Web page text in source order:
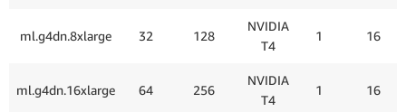
ml.g4dn.8xlarge 32 128
NVIDIA
T4
1 16
ml.g4dn.16xlarge 64 256
NVIDIA
T4
1 16